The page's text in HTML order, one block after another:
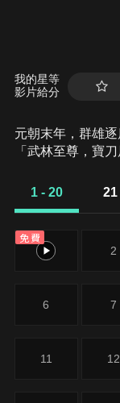
我的星等
影片給分
元朝末年，群雄
「武林至尊，寶
劍都趨之若鶩。
豐七個弟子中的
1 - 20 21
免費
1 2
6 7
11 12